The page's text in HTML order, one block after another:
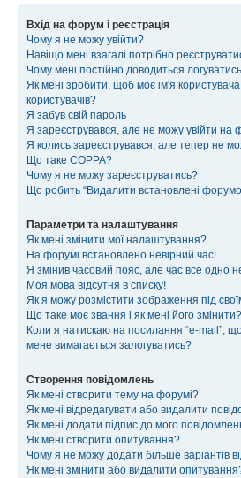
Вхід на форум і реєстрація
Чому я не можу увійти?
Навіщо мені взагалі потрібно
Чому мені постійно доводиться
Як мені зробити, щоб моє ім'я
користувачів?
Я забув свій пароль
Я зареєструвався, але не можу увійти на
Я колись зареєструвався, але тепер не
Що таке COPPA?
Чому я не можу зареєструватись?
Що робить “Видалити встановлені
Параметри та налаштування
Як мені змінити мої налаштування?
На форумі встановлено невірний час!
Я змінив часовий пояс, але час все одно
Моя мова відсутня в списку!
Як я можу розмістити зображення під
Що таке моє звання і як мені його змінити?
Коли я натискаю на посилання “e-mail”,
мене вимагається залогуватись?
Створення повідомлень
Як мені створити тему на форумі?
Як мені відредагувати або видалити
Як мені додати підпис до мого
Як мені створити опитування?
Чому я не можу додати більше варіантів
Як мені змінити або видалити